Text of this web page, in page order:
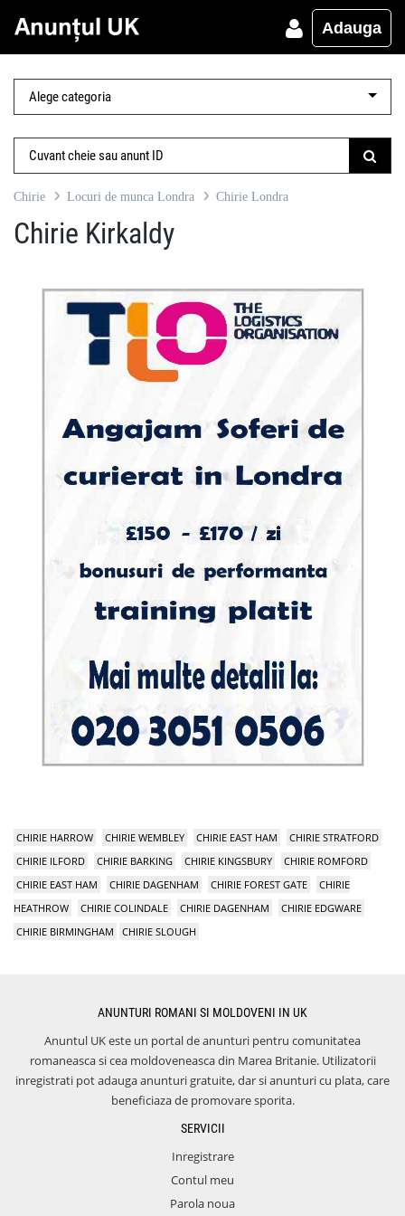
Adauga
Chirie Locuri de munca Londra Chirie Londra
Chirie Kirkaldy
CHIRIE HARROW CHIRIE WEMBLEY CHIRIE EAST HAM
CHIRIE STRATFORD
CHIRIE ILFORD
CHIRIE BARKING CHIRIE KINGSBURY
CHIRIE ROMFORD
CHIRIE EAST HAM
CHIRIE DAGENHAM CHIRIE FOREST GATE
CHIRIE
HEATHROW
CHIRIE COLINDALE CHIRIE DAGENHAM
CHIRIE EDGWARE
CHIRIE BIRMINGHAM
CHIRIE SLOUGH
ANUNTURI ROMANI SI MOLDOVENI IN UK
Anuntul UK este un portal de anunturi pentru comunitatea
romaneasca si cea moldoveneasca din Marea Britanie. Utilizatorii
inregistrati pot adauga anunturi gratuite, dar si anunturi cu plata, care
beneficiaza de promovare sporita.
SERVICII
Inregistrare
Contul meu
Parola noua